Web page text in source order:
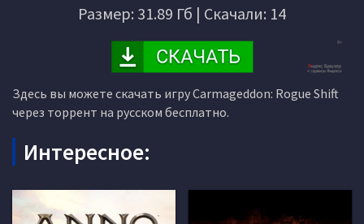
Размер: 31.89 Гб | Скачали: 14
Здесь вы можете скачать игру Carmageddon: Rogue Shift
через торрент на русском бесплатно.
Интересное: